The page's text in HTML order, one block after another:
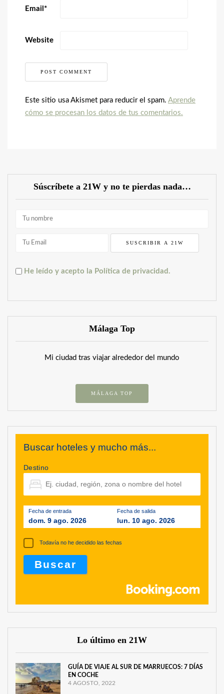
Email *
Website
Este sitio usa Akismet para reducir el spam. Aprende
cómo se procesan los datos de tus comentarios.
Súscríbete a 21W y no te pierdas nada…
He leído y acepto la Política de privacidad.
Málaga Top
Mi ciudad tras viajar alrededor del mundo
MÁLAGA TOP
Buscar hoteles y mucho más...
Destino
Fecha de entrada
dom. 9 ago. 2026
Fecha de salida
lun. 10 ago. 2026
Todavía no he decidido las fechas
Lo último en 21W
GUÍA DE VIAJE AL SUR DE MARRUECOS: 7 DÍAS
EN COCHE
4 AGOSTO, 2022